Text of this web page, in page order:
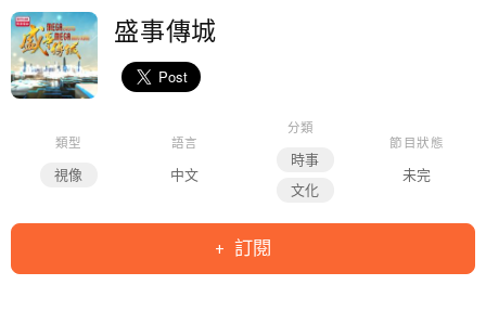
盛事傳城
類型
視像
語言
中文
分類
時事
文化
節目狀態
未完
訂閱